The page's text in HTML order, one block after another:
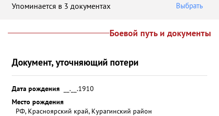
Упоминается в 3 документах Выбрать
Боевой путь и документы
Документ, уточняющий потери
Дата рождения
__.__.1910
Место рождения
РФ, Красноярский край, Курагинский район